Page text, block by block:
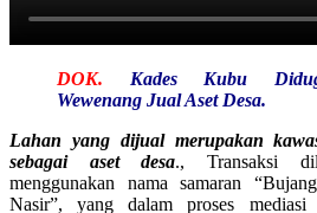
DOK.
Kades Kubu
Wewenang Jual Aset Desa.
Lahan yang dijual merupakan
sebagai aset desa., Transaksi
menggunakan nama samaran
Nasir”, yang dalam proses